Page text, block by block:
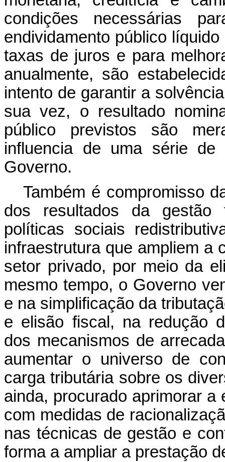
condições necessárias
endividamento público
taxas de juros e para
anualmente, são
intento de garantir a
sua vez, o resultado
público previstos são
influencia de uma série
Governo.
Também é compromisso
dos resultados da gestão
políticas sociais
infraestrutura que ampliem a
setor privado, por meio da
mesmo tempo, o Governo
e na simplificação da
e elisão fiscal, na redução
dos mecanismos de
aumentar o universo de
carga tributária sobre os
ainda, procurado aprimorar
com medidas de
nas técnicas de gestão e
forma a ampliar a prestação